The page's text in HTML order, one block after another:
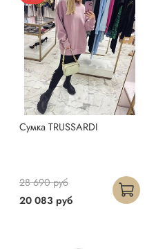
Сумка TRUSSARDI
20 083 руб
28 690 руб